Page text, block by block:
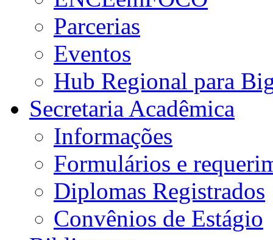
Parcerias
Eventos
Hub Regional para
Secretaria Acadêmica
Informações
Formulários e
Diplomas Registrados
Convênios de Estágio